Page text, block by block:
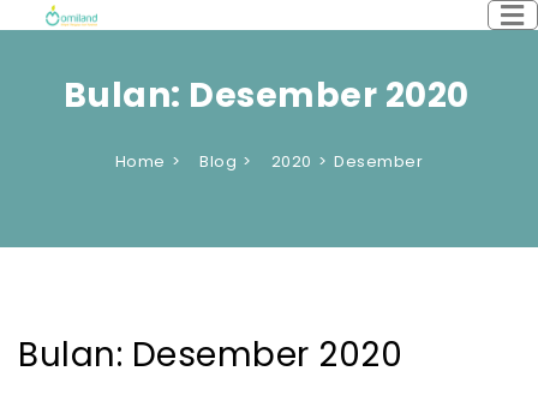
Bulan: Desember 2020
Home Blog 2020 Desember
Bulan: Desember 2020